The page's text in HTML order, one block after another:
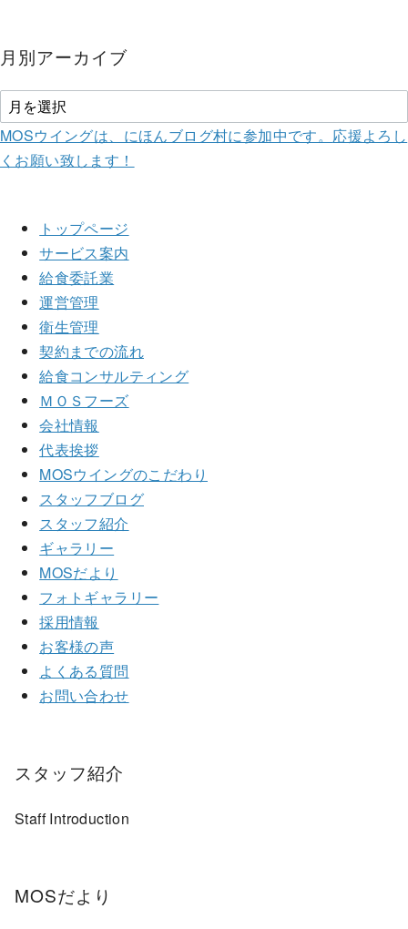
月別アーカイブ
MOSウイングは、にほんブログ村に参加中です。 応援よろし
くお願い致します！
トップページ
サービス案内
給食委託業
運営管理
衛生管理
契約までの流れ
給食コンサルティング
ＭＯＳフーズ
会社情報
代表挨拶
MOSウイングのこだわり
スタッフブログ
スタッフ紹介
ギャラリー
MOSだより
フォトギャラリー
採用情報
お客様の声
よくある質問
お問い合わせ
スタッフ紹介
Staff Introduction
MOSだより